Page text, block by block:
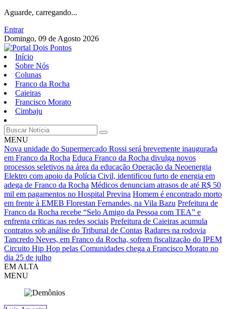
Aguarde, carregando...
Entrar
Domingo, 09 de Agosto 2026
Início
Sobre Nós
Colunas
Franco da Rocha
Caieiras
Francisco Morato
Cimbaju
MENU
Nova unidade do Supermercado Rossi será brevemente inaugurada
em Franco da Rocha Educa Franco da Rocha divulga novos
processos seletivos na área da educação Operação da Neoenergia
Elektro com apoio da Polícia Civil, identificou furto de energia em
adega de Franco da Rocha Médicos denunciam atrasos de até R$ 50
mil em pagamentos no Hospital Previna Homem é encontrado morto
em frente à EMEB Florestan Fernandes, na Vila Bazu Prefeitura de
Franco da Rocha recebe “Selo Amigo da Pessoa com TEA” e
enfrenta críticas nas redes sociais Prefeitura de Caieiras acumula
contratos sob análise do Tribunal de Contas Radares na rodovia
Tancredo Neves, em Franco da Rocha, sofrem fiscalização do IPEM
Circuito Hip Hop pelas Comunidades chega a Francisco Morato no
dia 25 de julho
EM ALTA
MENU